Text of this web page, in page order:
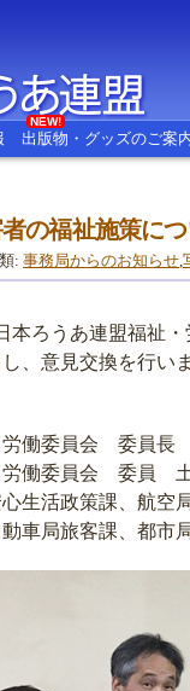
盟
出版物・グッズのご案
NEW!
の福祉施策に
: 事務局からのお知らせ,
本ろうあ連盟福祉
、意見交換を行い
働委員会 委員長
労働委員会 委員
生活政策課、航空
車局旅客課、都市